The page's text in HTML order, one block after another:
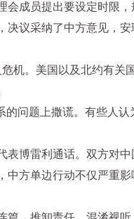
成员提出要设定时限
议采纳了中方意见，
机。美国以及北约有
问题上撒谎。有些人
博雷利通话。双方对
方单边行动不仅严重